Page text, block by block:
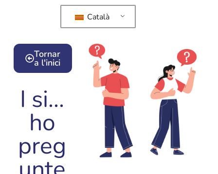
Català
Tornar
a l'inici
I si...
ho
preg